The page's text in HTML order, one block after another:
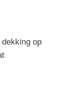
op